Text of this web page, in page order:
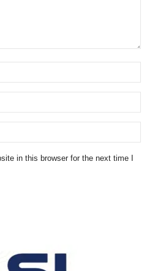
in this browser for the next time I